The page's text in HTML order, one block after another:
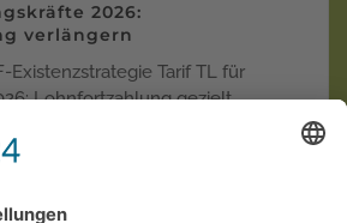
2026:
verlängern
Existenzstrategie Tarif TL für
Lohnfortzahlung gezielt